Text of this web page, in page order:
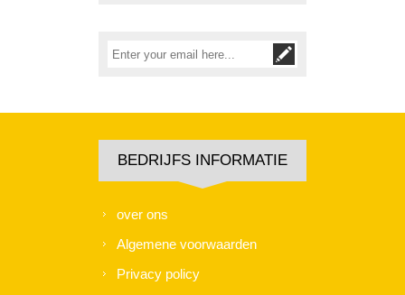
BEDRIJFS INFORMATIE
over ons
Algemene voorwaarden
Privacy policy